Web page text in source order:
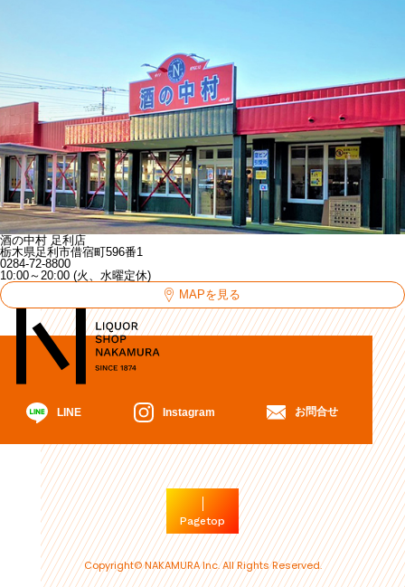
酒の中村 足利店
栃木県足利市借宿町596番1
0284-72-8800
10:00～20:00 (火、水曜定休)
MAPを見る
LINE Instagram お問合せ
Pagetop
Copyright© NAKAMURA Inc. All Rights Reserved.